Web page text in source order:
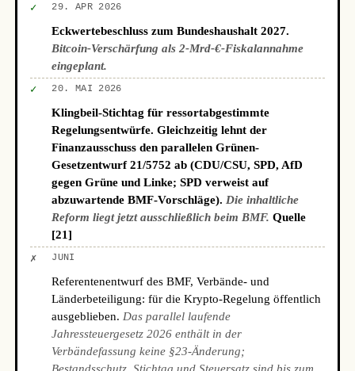
✓ 29. APR 2026
Eckwertebeschluss zum Bundeshaushalt 2027.
Bitcoin-Verschärfung als 2-Mrd-€-Fiskalannahme
eingeplant.
✓ 20. MAI 2026
Klingbeil-Stichtag für ressortabgestimmte
Regelungsentwürfe. Gleichzeitig lehnt der
Finanzausschuss den parallelen Grünen-
Gesetzentwurf 21/5752 ab (CDU/CSU, SPD, AfD
gegen Grüne und Linke; SPD verweist auf
abzuwartende BMF-Vorschläge). Die inhaltliche
Reform liegt jetzt ausschließlich beim BMF. Quelle
[21]
✗ JUNI
Referentenentwurf des BMF, Verbände- und
Länderbeteiligung: für die Krypto-Regelung öffentlich
ausgeblieben. Das parallel laufende
Jahressteuergesetz 2026 enthält in der
Verbändefassung keine §23-Änderung;
Bestandsschutz, Stichtag und Steuersatz sind bis zum